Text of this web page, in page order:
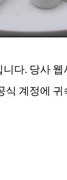
다. 당사
계정에